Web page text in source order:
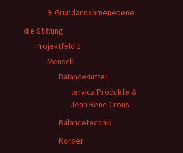
9. Grundannahmenebene
die Stiftung
Projektfeld 1
Mensch
Balancemittel
tervica Produkte &
Jean Rene Crous
Balancetechnik
Körper